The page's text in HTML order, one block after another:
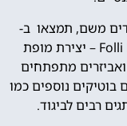
משם, תמצאו ב-
Corso Porta Borsari את בוטיק Folli Follie – יצירת מופת
מתפתחים
בוטיקים נוספים כמו